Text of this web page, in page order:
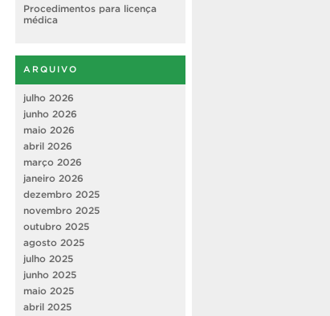
Procedimentos para licença
médica
ARQUIVO
julho 2026
junho 2026
maio 2026
abril 2026
março 2026
janeiro 2026
dezembro 2025
novembro 2025
outubro 2025
agosto 2025
julho 2025
junho 2025
maio 2025
abril 2025